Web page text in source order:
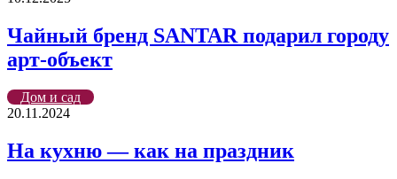
Чайный бренд SANTAR подарил городу
арт-объект
Дом и сад
20.11.2024
На кухню — как на праздник